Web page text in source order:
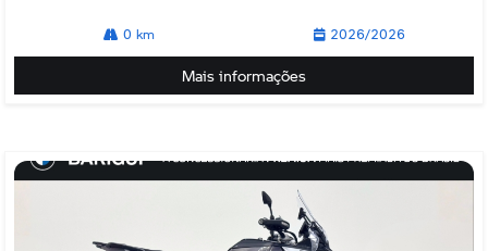
0 km 2026/2026
Mais informações